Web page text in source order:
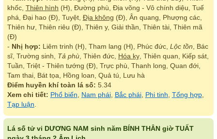
khốc, Thiên hình (H), Đường phù, Địa võng - Vô chính diệu, Tuế
phá, Đại hao (Đ), Tuyệt, Địa không (Đ), Ân quang, Phượng các,
Thiên hư, Thiên riêu (Đ), Thiên y, Giải thần, Thiên tài, Thiên mã
(Đ)
- Nhị hợp: Liêm trinh (H), Tham lang (H), Phúc đức, Lộc tồn, Bác
sĩ, Trường sinh, Tả phù, Thiên đức, Hóa kỵ, Thiên quan, Kiếp sát,
Tuần, Triệt - Thiên tướng (Đ), Trực phù, Thanh long, Quan đới,
Tam thai, Bát tọa, Hồng loan, Quả tú, Lưu hà
Điểm huyền khí toàn lá số: 5.34
Xem chi tiết: Phổ biến, Nam phái, Bắc phái, Phi tinh, Tổng hợp,
Tạp luận.
Lá số tử vi DƯƠNG NAM sinh năm BÍNH THÂN giờ TUẤT